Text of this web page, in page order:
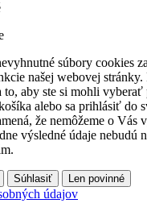
súbory cookies
našej webovej stránky.
to, aby ste si mohli
alebo sa prihlásiť do
že nemôžeme o Vás
výsledné údaje nebudú
Súhlasiť Len povinné
údajov